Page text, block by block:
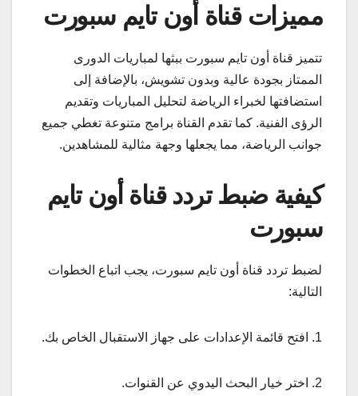
مميزات قناة أون تايم سبورت
تتميز قناة أون تايم سبورت ببثها لمباريات الدورى
الممتاز بجودة عالية وبدون تشويش، بالإضافة إلى
استضافتها لخبراء الرياضة لتحليل المباريات وتقديم
الرؤى الفنية. كما تقدم القناة برامج متنوعة تغطي جميع
جوانب الرياضة، مما يجعلها وجهة مثالية للمشاهدين.
كيفية ضبط تردد قناة أون تايم
سبورت
لضبط تردد قناة أون تايم سبورت، يجب اتباع الخطوات
التالية:
1. افتح قائمة الإعدادات على جهاز الاستقبال الخاص بك.
2. اختر خيار البحث اليدوي عن القنوات.